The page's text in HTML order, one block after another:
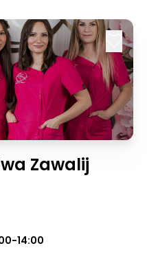
Zawalij
14:00